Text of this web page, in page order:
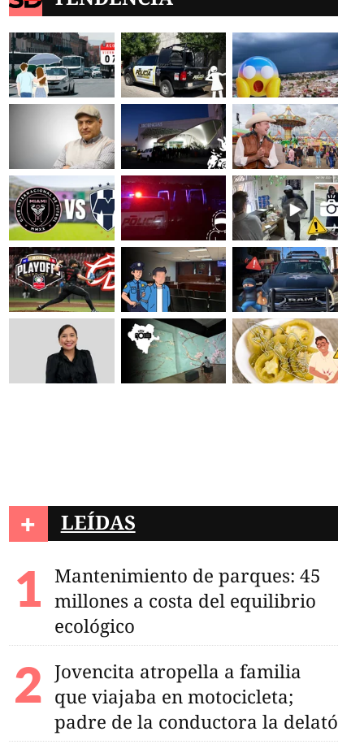
+ LEÍDAS
Mantenimiento de parques: 45
millones a costa del equilibrio
ecológico
Jovencita atropella a familia
que viajaba en motocicleta;
padre de la conductora la delató